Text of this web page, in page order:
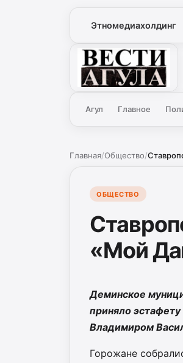
Этномедиахолдинг
Вести Агула
Агул Главное
Главная/Общество/
ОБЩЕСТВО
«Мой
Деминское
приняло
Владимиром
Горожане